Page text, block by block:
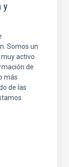
y
Somos un
activo
de
más
de las